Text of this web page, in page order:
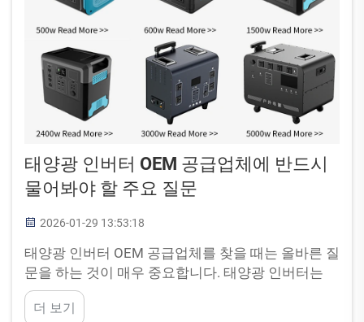
태양광 인버터 OEM 공급업체에 반드시
물어봐야 할 주요 질문
2026-01-29 13:53:18
태양광 인버터 OEM 공급업체를 찾을 때는 올바른 질
문을 하는 것이 매우 중요합니다. 태양광 인버터는
모든 태양광 발전 시스템의 핵심 구성 요소입니다.
이는 태양에서 얻은 에너지를 우리가 주변에서 사용
더 보기